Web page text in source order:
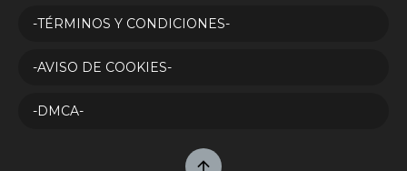
-TÉRMINOS Y CONDICIONES-
-AVISO DE COOKIES-
-DMCA-